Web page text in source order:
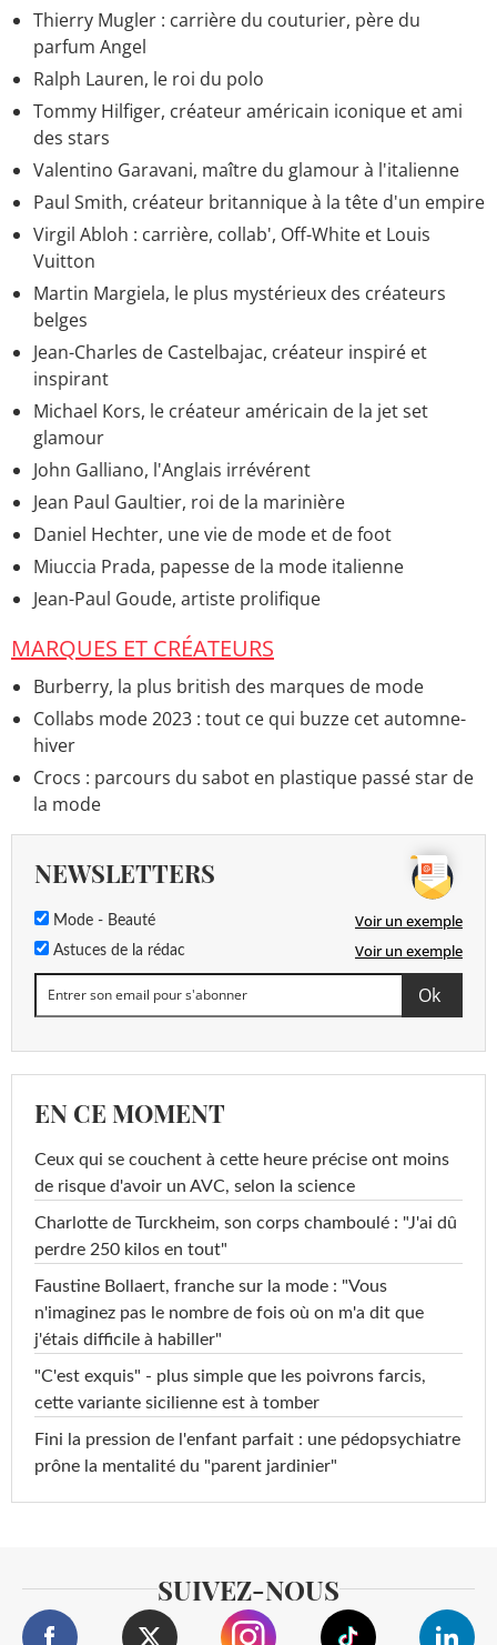
Thierry Mugler : carrière du couturier, père du
parfum Angel
Ralph Lauren, le roi du polo
Tommy Hilfiger, créateur américain iconique et ami
des stars
Valentino Garavani, maître du glamour à l'italienne
Paul Smith, créateur britannique à la tête d'un empire
Virgil Abloh : carrière, collab', Off-White et Louis
Vuitton
Martin Margiela, le plus mystérieux des créateurs
belges
Jean-Charles de Castelbajac, créateur inspiré et
inspirant
Michael Kors, le créateur américain de la jet set
glamour
John Galliano, l'Anglais irrévérent
Jean Paul Gaultier, roi de la marinière
Daniel Hechter, une vie de mode et de foot
Miuccia Prada, papesse de la mode italienne
Jean-Paul Goude, artiste prolifique
MARQUES ET CRÉATEURS
Burberry, la plus british des marques de mode
Collabs mode 2023 : tout ce qui buzze cet automne-
hiver
Crocs : parcours du sabot en plastique passé star de
la mode
NEWSLETTERS
Mode - Beauté Voir un exemple
Astuces de la rédac Voir un exemple
EN CE MOMENT
Ceux qui se couchent à cette heure précise ont moins
de risque d'avoir un AVC, selon la science
Charlotte de Turckheim, son corps chamboulé : "J'ai dû
perdre 250 kilos en tout"
Faustine Bollaert, franche sur la mode : "Vous
n'imaginez pas le nombre de fois où on m'a dit que
j'étais difficile à habiller"
"C'est exquis" - plus simple que les poivrons farcis,
cette variante sicilienne est à tomber
Fini la pression de l'enfant parfait : une pédopsychiatre
prône la mentalité du "parent jardinier"
SUIVEZ-NOUS